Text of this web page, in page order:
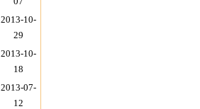
2013-10-
29
2013-10-
18
2013-07-
12